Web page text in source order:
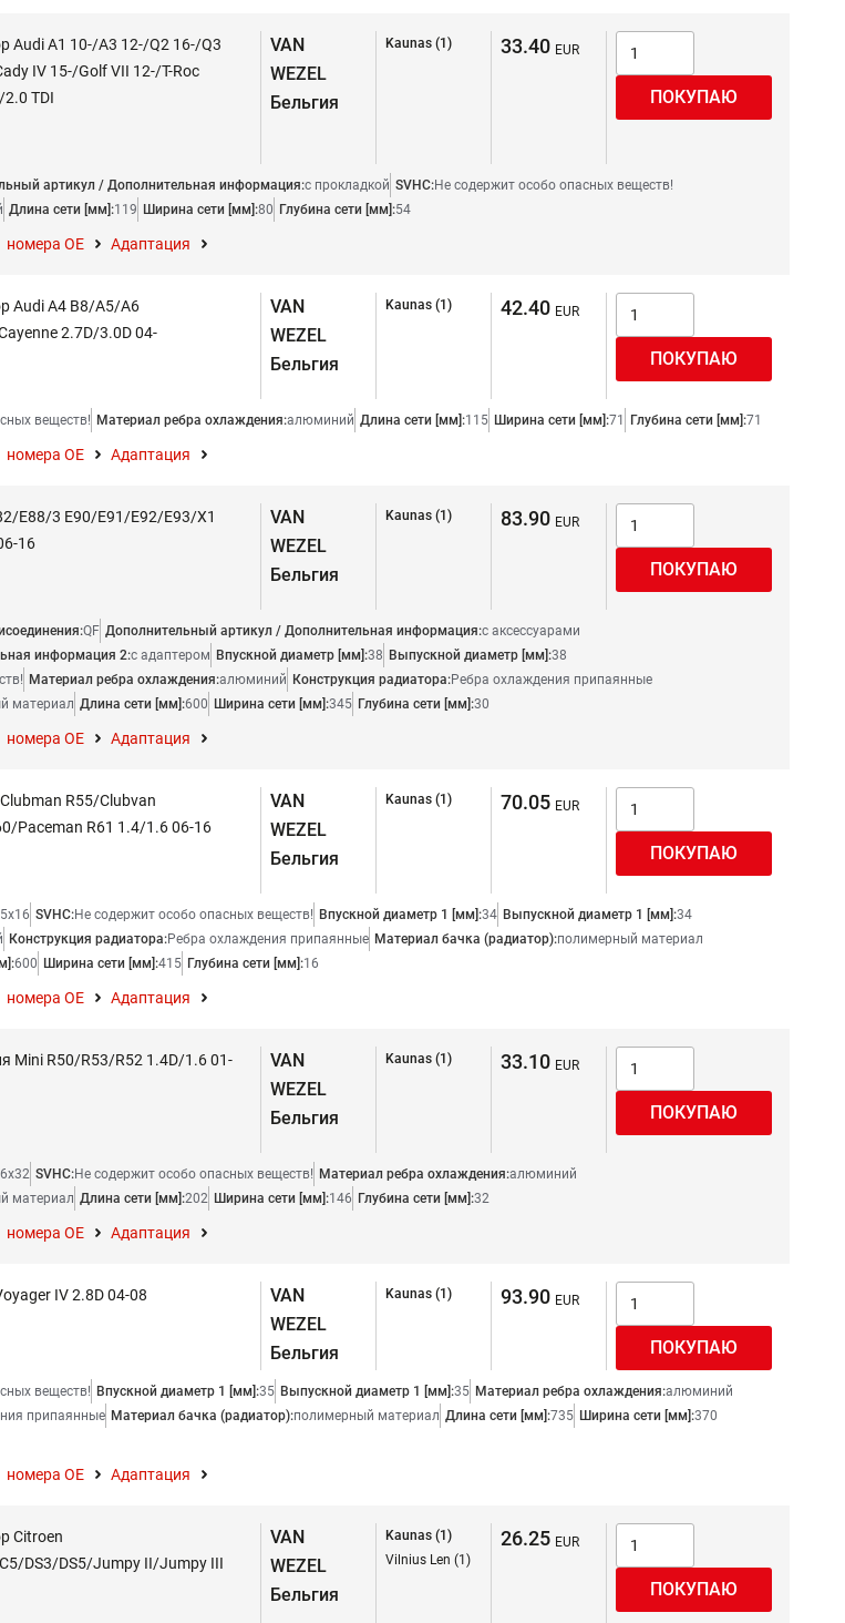
Audi A1 10-/A3 12-/Q2 16-/Q3
IV 15-/Golf VII 12-/T-Roc
TDI
VAN
WEZEL
Бельгия
Kaunas (1) 33.40
артикул / Дополнительная информация:с прокладкой SVHC:Не содержит особо опасных веществ!
Длина сети [мм]:119 Ширина сети [мм]:80 Глубина сети [мм]:54
номера ОЕ Адаптация
Audi A4 B8/A5/A6
2.7D/3.0D 04-
VAN
WEZEL
Бельгия
Kaunas (1) 42.40
веществ! Материал ребра охлаждения:алюминий Длина сети [мм]:115 Ширина сети [мм]:71 Глубина сети [мм]:71
номера ОЕ Адаптация
E88/3 E90/E91/E92/E93/X1
16
VAN
WEZEL
Бельгия
Kaunas (1) 83.90
QF Дополнительный артикул / Дополнительная информация:с аксессуарами
информация 2:с адаптером Впускной диаметр [мм]:38 Выпускной диаметр [мм]:38
Материал ребра охлаждения:алюминий Конструкция радиатора:Ребра охлаждения припаянные
материал Длина сети [мм]:600 Ширина сети [мм]:345 Глубина сети [мм]:30
номера ОЕ Адаптация
R55/Clubvan
Paceman R61 1.4/1.6 06-16
VAN
WEZEL
Бельгия
Kaunas (1) 70.05
SVHC:Не содержит особо опасных веществ! Впускной диаметр 1 [мм]:34 Выпускной диаметр 1 [мм]:34
Конструкция радиатора:Ребра охлаждения припаянные Материал бачка (радиатор):полимерный материал
600 Ширина сети [мм]:415 Глубина сети [мм]:16
номера ОЕ Адаптация
Mini R50/R53/R52 1.4D/1.6 01-
VAN
WEZEL
Бельгия
Kaunas (1) 33.10
SVHC:Не содержит особо опасных веществ! Материал ребра охлаждения:алюминий
материал Длина сети [мм]:202 Ширина сети [мм]:146 Глубина сети [мм]:32
номера ОЕ Адаптация
IV 2.8D 04-08
VAN
WEZEL
Бельгия
Kaunas (1) 93.90
веществ! Впускной диаметр 1 [мм]:35 Выпускной диаметр 1 [мм]:35 Материал ребра охлаждения:алюминий
припаянные Материал бачка (радиатор):полимерный материал Длина сети [мм]:735 Ширина сети [мм]:370
номера ОЕ Адаптация
Citroen
DS3/DS5/Jumpy II/Jumpy III
VAN
WEZEL
Бельгия
Kaunas (1)
Vilnius Len (1)
26.25